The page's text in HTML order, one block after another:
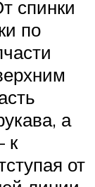
спинки
по
а
к
от